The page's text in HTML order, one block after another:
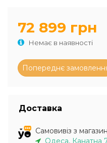
72 899 грн
Немає в наявності
Доставка
Самовивіз з
Одеса, Канатна